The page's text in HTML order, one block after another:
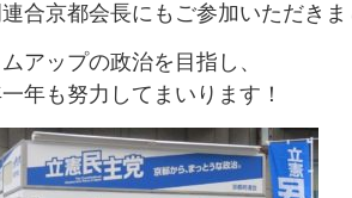
合京都会長にもご参加いただき
アップの政治を目指し、
年も努力してまいります！